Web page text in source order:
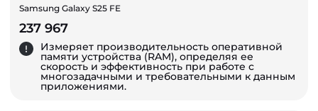
Samsung Galaxy S25 FE
237 967
Измеряет производительность оперативной
памяти устройства (RAM), определяя ее
скорость и эффективность при работе с
многозадачными и требовательными к данным
приложениями.